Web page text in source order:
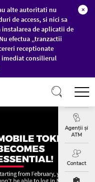
alte autoritati nu
de access, si nici sa
instalarea de aplicatii de
efectua „tranzactii
receptionate
imediat consilierul
×
Curs
Agenții și
ATM
Contact